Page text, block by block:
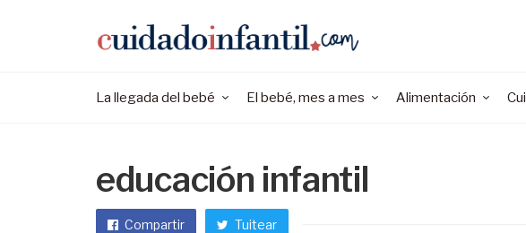
La llegada del bebé El bebé, mes a mes Alimentación
educación infantil
Compartir Tuitear